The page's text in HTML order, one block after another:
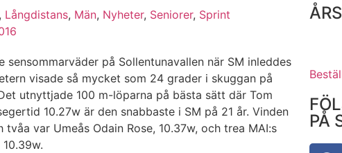
Långdistans, Män, Nyheter, Seniorer, Sprint
sensommarväder på Sollentunavallen när SM inleddes
visade så mycket som 24 grader i skuggan på
utnyttjade 100 m-löparna på bästa sätt där Tom
10.27w är den snabbaste i SM på 21 år. Vinden
var Umeås Odain Rose, 10.37w, och trea MAI:s
PÅ